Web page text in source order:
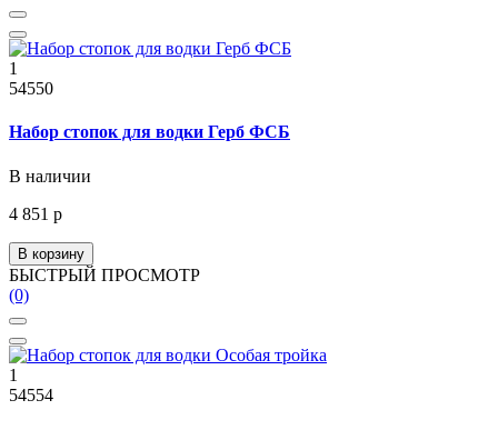
1
54550
Набор стопок для водки Герб ФСБ
В наличии
4 851 р
В корзину
БЫСТРЫЙ ПРОСМОТР
(0)
1
54554